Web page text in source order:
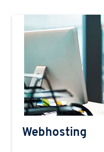
Webhosting